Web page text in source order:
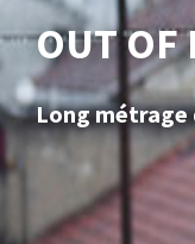
OUT OF
Long